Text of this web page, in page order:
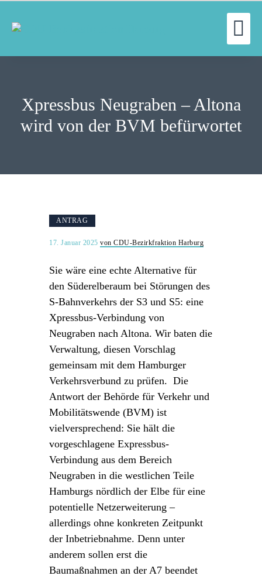
Xpressbus Neugraben – Altona
wird von der BVM befürwortet
UNSERE ARBEIT
AUSSCHÜSSE
KONTAKT
ANTRAG
17. Januar 2025 von CDU-Bezirkfraktion Harburg
Sie wäre eine echte Alternative für
den Süderelberaum bei Störungen des
S-Bahnverkehrs der S3 und S5: eine
Xpressbus-Verbindung von
Neugraben nach Altona. Wir baten die
Verwaltung, diesen Vorschlag
gemeinsam mit dem Hamburger
Verkehrsverbund zu prüfen. Die
Antwort der Behörde für Verkehr und
Mobilitätswende (BVM) ist
vielversprechend: Sie hält die
vorgeschlagene Expressbus-
Verbindung aus dem Bereich
Neugraben in die westlichen Teile
Hamburgs nördlich der Elbe für eine
potentielle Netzerweiterung –
allerdings ohne konkreten Zeitpunkt
der Inbetriebnahme. Denn unter
anderem sollen erst die
Baumaßnahmen an der A7 beendet